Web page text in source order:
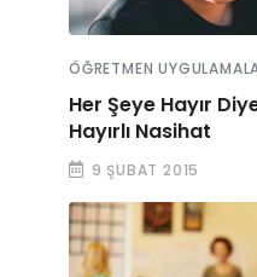
ÖĞRETMEN
Her Şeye Hayır
Hayırlı Nasihat
9 ŞUBAT 2015